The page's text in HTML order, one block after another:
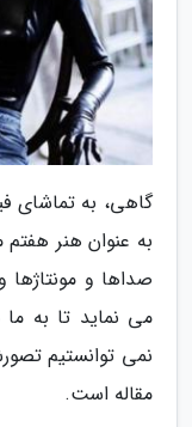
گاهی، به تماشای
به عنوان هنر
صداها و
می نماید تا به
نمی توانستیم
مقاله است.